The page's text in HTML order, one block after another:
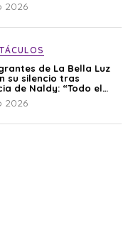
2026
de La Bella Luz
su silencio tras
de Naldy: “Todo el
sabía”
2026